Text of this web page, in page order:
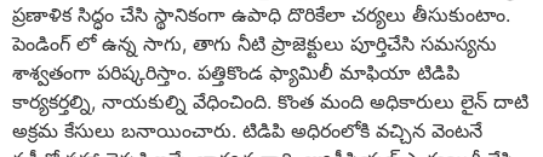
ప్రణాళిక సిద్ధం చేసి స్థానికంగా ఉపాధి దొరికేలా చర్యలు తీసుకుంటాం.
పెండింగ్ లో ఉన్న సాగు, తాగు నీటి ప్రాజెక్టులు పూర్తిచేసి సమస్యను
శాశ్వతంగా పరిష్కరిస్తాం. పత్తికొండ ఫ్యామిలీ మాఫియా టిడిపి
కార్యకర్తల్ని, నాయకుల్ని వేధించింది. కొంత మంది అధికారులు లైన్ దాటి
అక్రమ కేసులు బనాయించారు. టిడిపి అధిరంలోకి వచ్చిన వెంటనే